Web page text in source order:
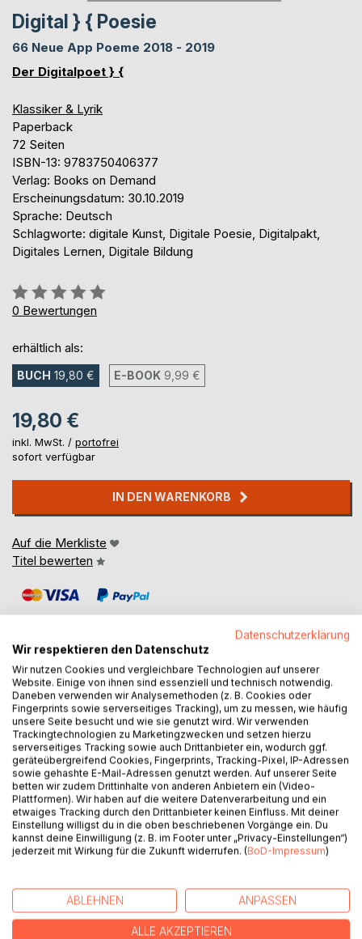
Digital } { Poesie
66 Neue App Poeme 2018 - 2019
Der Digitalpoet } {
Klassiker & Lyrik
Paperback
72 Seiten
ISBN-13: 9783750406377
Verlag: Books on Demand
Erscheinungsdatum: 30.10.2019
Sprache: Deutsch
Schlagworte: digitale Kunst, Digitale Poesie, Digitalpakt,
Digitales Lernen, Digitale Bildung
Bewertung::
0%
0 Bewertungen
erhältlich als:
BUCH 19,80 € E-BOOK 9,99 €
19,80 €
inkl. MwSt. / portofrei
sofort verfügbar
IN DEN WARENKORB
Auf die Merkliste
Titel bewerten
BESCHREIBUNG
Teil 2 enthält alle 66 Werke von 2018-2019, die seit dem
ersten Katalog entstanden, aber nur zum Teil auf Twitter,
Facebook oder Instagram gezeigt wurden. Auch in diesem
zweiten Buch sind die Titel wieder zu erraten. Lieferbar
über NeuePoesie.de
AUTOR/IN
PRESSESTIMMEN
Datenschutzerklärung
Wir respektieren den Datenschutz
Wir nutzen Cookies und vergleichbare Technologien auf unserer
Website. Einige von ihnen sind essenziell und technisch notwendig.
Daneben verwenden wir Analysemethoden (z. B. Cookies oder
Fingerprints sowie serverseitiges Tracking), um zu messen, wie häufig
unsere Seite besucht und wie sie genutzt wird. Wir verwenden
Trackingtechnologien zu Marketingzwecken und setzen hierzu
serverseitiges Tracking sowie auch Drittanbieter ein, wodurch ggf.
geräteübergreifend Cookies, Fingerprints, Tracking-Pixel, IP-Adressen
sowie gehashte E-Mail-Adressen genutzt werden. Auf unserer Seite
betten wir zudem Drittinhalte von anderen Anbietern ein (Video-
Plattformen). Wir haben auf die weitere Datenverarbeitung und ein
etwaiges Tracking durch den Drittanbieter keinen Einfluss. Mit deiner
Einstellung willigst du in die oben beschriebenen Vorgänge ein. Du
kannst deine Einwilligung (z. B. im Footer unter „Privacy-Einstellungen“)
jederzeit mit Wirkung für die Zukunft widerrufen. (BoD-Impressum)
ABLEHNEN ANPASSEN
ALLE AKZEPTIEREN